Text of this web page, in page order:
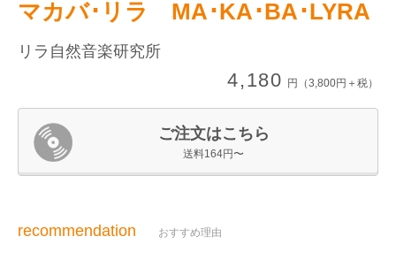
マカバ･リラ MA･KA･BA･LYRA
リラ自然音楽研究所
4,180 円（3,800円＋税）
ご注文はこちら
送料164円〜
recommendation おすすめ理由